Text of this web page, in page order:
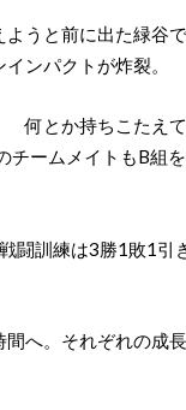
ようと前に出た緑谷
ンパクトが炸裂。
何とか持ちこたえ
チームメイトもB組
闘訓練は3勝1敗1引
間へ。それぞれの成